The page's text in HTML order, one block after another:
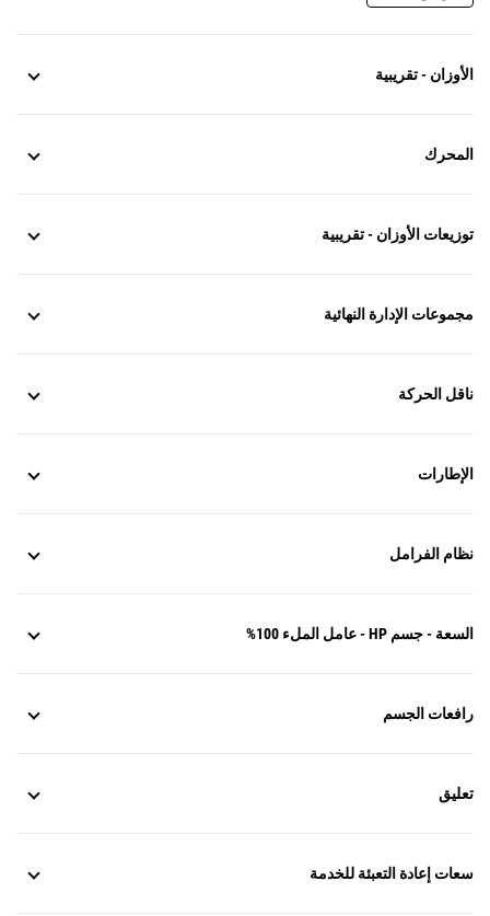
الأوزان - تقريبية
المحرك
توزيعات الأوزان - تقريبية
مجموعات الإدارة النهائية
ناقل الحركة
الإطارات
نظام الفرامل
السعة - جسم HP - عامل الملء 100%
رافعات الجسم
تعليق
سعات إعادة التعبئة للخدمة